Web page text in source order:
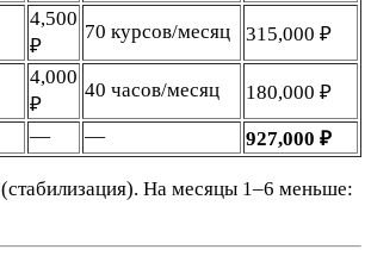
4,500
₽
70 курсов/месяц
315,000 ₽
4,000
₽
40 часов/месяц
180,000 ₽
— — 927,000 ₽
(стабилизация). На месяцы 1–6 меньше: